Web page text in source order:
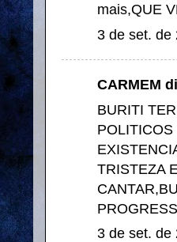
mais,QUE
3 de set. de
CARMEM
BURITI
TRISTEZA
3 de set. de